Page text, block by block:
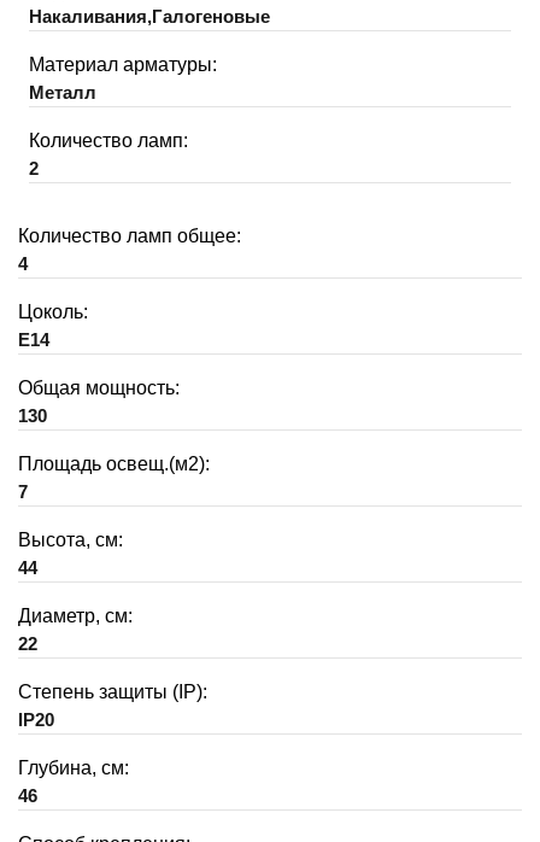
Накаливания,Галогеновые
Материал арматуры:
Металл
Количество ламп:
2
Количество ламп общее:
4
Цоколь:
E14
Общая мощность:
130
Площадь освещ.(м2):
7
Высота, см:
44
Диаметр, см:
22
Степень защиты (IP):
IP20
Глубина, см:
46